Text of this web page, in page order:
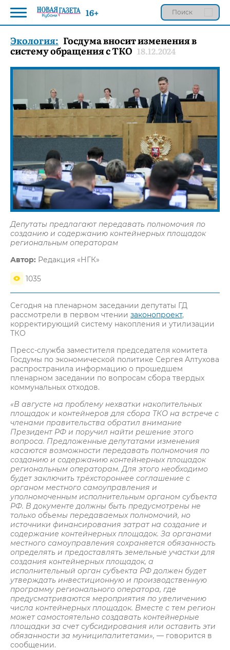
Экология: Госдума вносит изменения в
систему обращения с ТКО 18.12.2024
Депутаты предлагают передавать полномочия по
созданию и содержанию контейнерных площадок
региональным операторам
Автор: Редакция «НГК»
1035
Сегодня на пленарном заседании депутаты ГД
рассмотрели в первом чтении законопроект,
корректирующий систему накопления и утилизации
ТКО
Пресс-служба заместителя председателя комитета
Госдумы по экономической политике Сергея Алтухова
распространила информацию о прошедшем
пленарном заседании по вопросам сбора твердых
коммунальных отходов.
«В августе на проблему нехватки накопительных
площадок и контейнеров для сбора ТКО на встрече с
членами правительства обратил внимание
Президент РФ и поручил найти решение этого
вопроса. Предложенные депутатами изменения
касаются возможности передавать полномочия по
созданию и содержанию контейнерных площадок
региональным операторам. Для этого необходимо
будет заключить трёхстороннее соглашение с
органом местного самоуправления и
уполномоченным исполнительным органом субъекта
РФ. В документе должны быть предусмотрены не
только объемы передаваемых полномочий, но
источники финансирования затрат на создание и
содержание контейнерных площадок. За органами
местного самоуправления сохраняется обязанность
определять и предоставлять земельные участки для
создания контейнерных площадок, а
исполнительный орган субъекта РФ должен будет
утверждать инвестиционную и производственную
программу регионального оператора, где
предусматриваются мероприятия по увеличению
числа контейнерных площадок. Вместе с тем регион
может самостоятельно создавать контейнерные
площадки за счет субсидирования или оставить эти
обязанности за муниципалитетами», — говорится в
сообщении.
16+